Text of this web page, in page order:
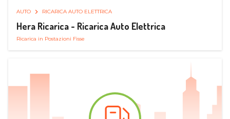
AUTO RICARICA AUTO ELETTRICA
Hera Ricarica - Ricarica Auto Elettrica
Ricarica in Postazioni Fisse